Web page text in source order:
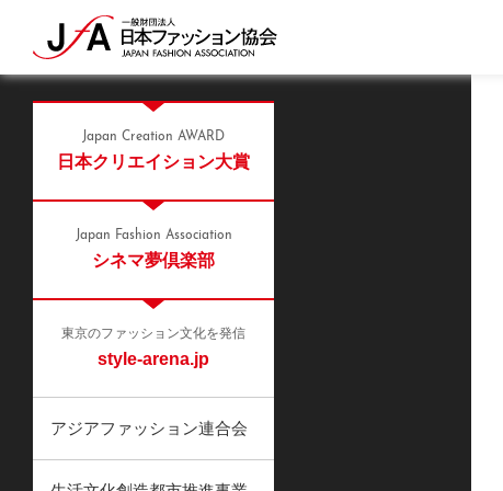
Japan Creation AWARD
日本クリエイション大賞
Japan Fashion Association
シネマ夢倶楽部
東京のファッション文化を発信
style-arena.jp
アジアファッション連合会